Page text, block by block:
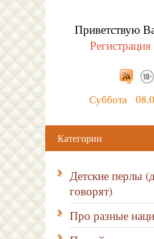
Приветствую
Регистрация
Суббота
Категории
Детские перлы
говорят)
Про разные